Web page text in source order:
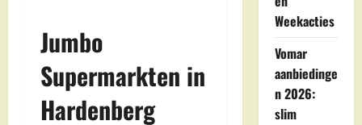
Jumbo
Supermarkten in
Hardenberg
Weekacties
Vomar
aanbiedinge
n 2026:
slim